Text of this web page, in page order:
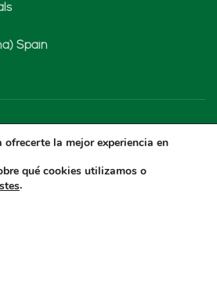
Spain
Industrial Empresarial
(México)
la mejor experiencia en
qué cookies utilizamos o
.